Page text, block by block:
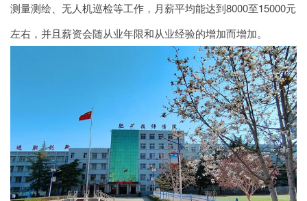
测量测绘、无人机巡检等工作，月薪平均能达到8000至15000元
左右，并且薪资会随从业年限和从业经验的增加而增加。